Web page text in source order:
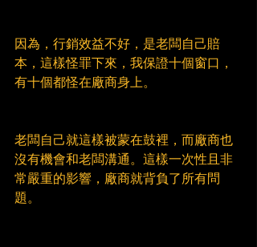
因為，行銷效益不好，是老闆自己賠
本，這樣怪罪下來，我保證十個窗口，
有十個都怪在廠商身上。
老闆自己就這樣被蒙在鼓裡，而廠商也
沒有機會和老闆溝通。這樣一次性且非
常嚴重的影響，廠商就背負了所有問
題。